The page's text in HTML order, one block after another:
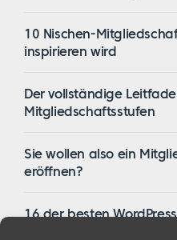
10 Nischen-
inspirieren wird
Der vollständige
Mitgliedschaftsstufen
Sie wollen also ein
eröffnen?
16 der besten